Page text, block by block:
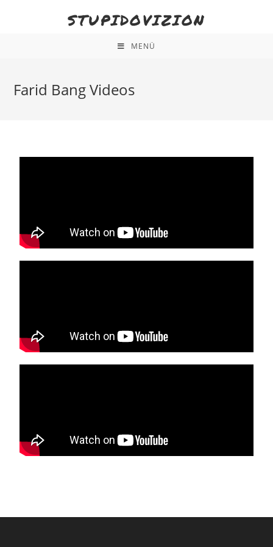
STUPIDOVIZION
MENÜ
Farid Bang Videos